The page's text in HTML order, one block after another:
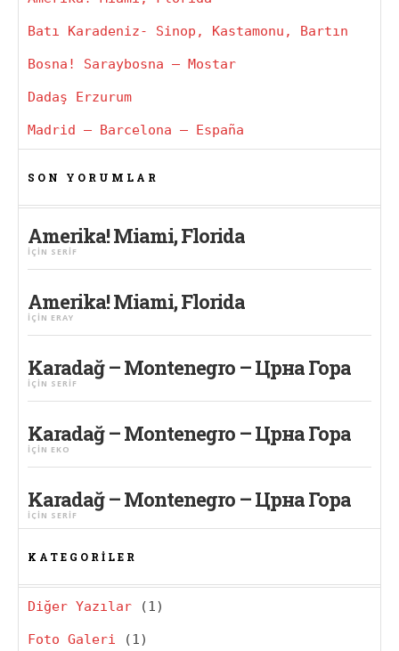
Batı Karadeniz- Sinop, Kastamonu, Bartın
Bosna! Saraybosna – Mostar
Dadaş Erzurum
Madrid – Barcelona – España
SON YORUMLAR
Amerika! Miami, Florida
IÇIN SERIF
Amerika! Miami, Florida
IÇIN ERAY
Karadağ – Montenegro – Црна Гора
IÇIN SERIF
Karadağ – Montenegro – Црна Гора
IÇIN EKO
Karadağ – Montenegro – Црна Гора
IÇIN SERIF
KATEGORILER
Diğer Yazılar (1)
Foto Galeri (1)